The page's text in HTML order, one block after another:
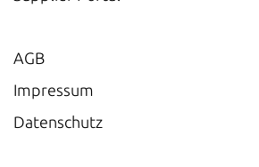
AGB
Impressum
Datenschutz